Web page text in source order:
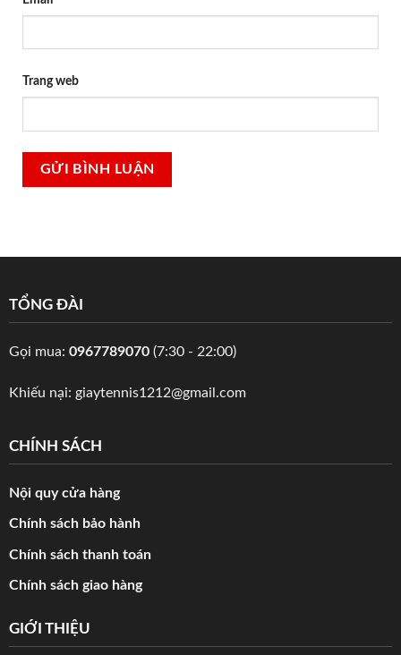
Trang web
TỔNG ĐÀI
Gọi mua: 0967789070(7:30 - 22:00)
Khiếu nại: giaytennis1212@gmail.com
CHÍNH SÁCH
Nội quy cửa hàng
Chính sách bảo hành
Chính sách thanh toán
Chính sách giao hàng
GIỚI THIỆU